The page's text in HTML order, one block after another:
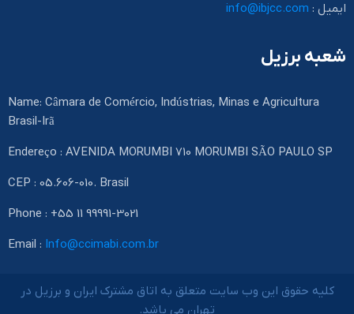
ایمیل : info@ibjcc.com
شعبه برزیل
Name: Câmara de Comércio, Indústrias, Minas e Agricultura
Brasil-Irã
Endereço : AVENIDA MORUMBI 710 MORUMBI SÃO PAULO SP
CEP : 05.606-010. Brasil
Phone : +55 11 99991-3021
Email : Info@ccimabi.com.br
کلیه حقوق این وب سایت متعلق به اتاق مشترک ایران و برزیل در
تهران می باشد.